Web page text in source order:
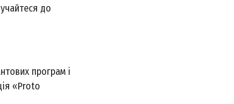
до
програм і
«Proto